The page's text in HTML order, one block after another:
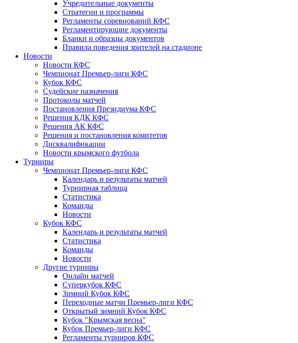
Учредительные документы
Стратегии и программы
Регламенты соревнований КФС
Регламентирующие документы
Бланки и образцы документов
Правила поведения зрителей на стадионе
Новости
Новости КФС
Чемпионат Премьер-лиги КФС
Кубок КФС
Судейские назначения
Протоколы матчей
Постановления Президиума КФС
Решения КДК КФС
Решения АК КФС
Решения и постановления комитетов
Дисквалификации
Новости крымского футбола
Турниры
Чемпионат Премьер-лиги КФС
Календарь и результаты матчей
Турнирная таблица
Статистика
Команды
Новости
Кубок КФС
Календарь и результаты матчей
Статистика
Команды
Новости
Другие турниры
Онлайн матчей
Суперкубок КФС
Зимний Кубок КФС
Переходные матчи Премьер-лиги КФС
Открытый зимний Кубок КФС
Кубок "Крымская весна"
Кубок Премьер-лиги КФС
Регламенты турниров КФС